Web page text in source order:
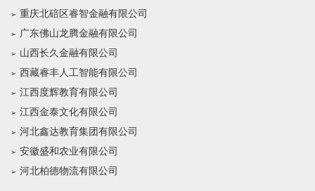
重庆北碚区睿智金融有限公司
广东佛山龙腾金融有限公司
山西长久金融有限公司
西藏睿丰人工智能有限公司
江西度辉教育有限公司
江西金泰文化有限公司
河北鑫达教育集团有限公司
安徽盛和农业有限公司
河北柏德物流有限公司